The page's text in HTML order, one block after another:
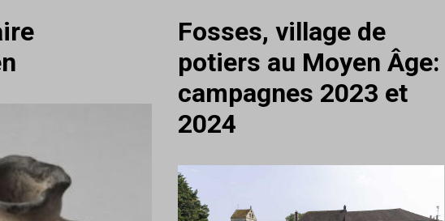
Fosses, village de
potiers au Moyen Âge:
campagnes 2023 et
2024